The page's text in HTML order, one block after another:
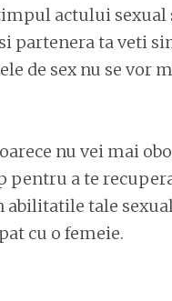
actului sexual
partenera ta veti
de sex nu se vor
nu vei mai
pentru a te
tale
cu o femeie.